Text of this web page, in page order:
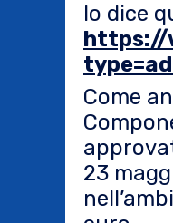
lo dice
https://
Come
23